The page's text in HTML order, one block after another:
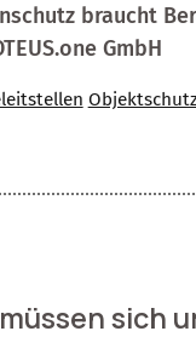
braucht
GmbH
sich